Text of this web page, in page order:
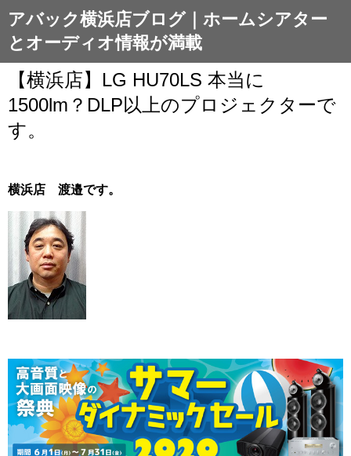
アバック横浜店ブログ｜ホームシアター
とオーディオ情報が満載
【横浜店】LG HU70LS 本当に
1500lm？DLP以上のプロジェクターで
す。
横浜店 渡邉です。